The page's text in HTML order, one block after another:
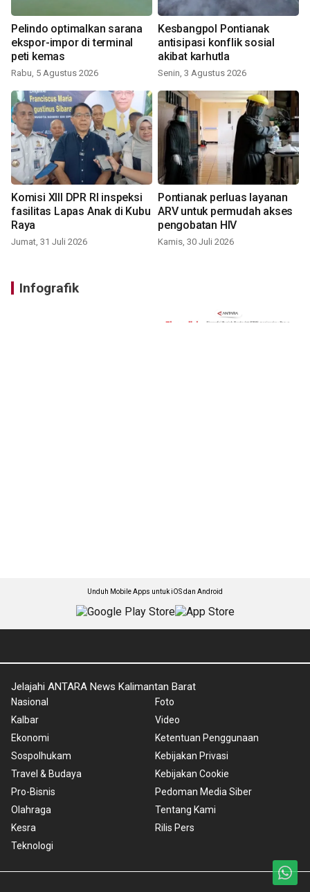
Pelindo optimalkan sarana
ekspor-impor di terminal
peti kemas
Rabu, 5 Agustus 2026
Kesbangpol Pontianak
antisipasi konflik sosial
akibat karhutla
Senin, 3 Agustus 2026
Komisi XIII DPR RI inspeksi
fasilitas Lapas Anak di Kubu
Raya
Jumat, 31 Juli 2026
Pontianak perluas layanan
ARV untuk permudah akses
pengobatan HIV
Kamis, 30 Juli 2026
Infografik
Unduh Mobile Apps untuk iOS dan Android
Jelajahi ANTARA News Kalimantan Barat
Nasional
Kalbar
Ekonomi
Sospolhukam
Travel & Budaya
Pro-Bisnis
Olahraga
Kesra
Teknologi
Foto
Video
Ketentuan Penggunaan
Kebijakan Privasi
Kebijakan Cookie
Pedoman Media Siber
Tentang Kami
Rilis Pers